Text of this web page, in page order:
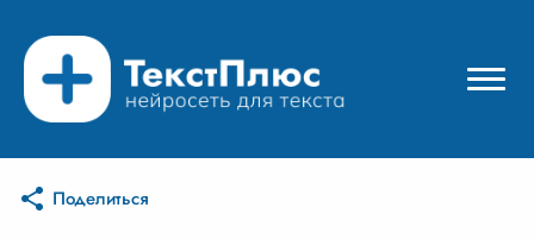
Режимы нейросети
Поделиться